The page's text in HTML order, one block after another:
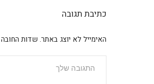
כתיבת תגובה
האימייל לא יוצג באתר. שדות